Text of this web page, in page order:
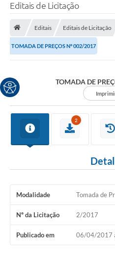
Editais de Licitação
Editais Editais de Licitação
TOMADA DE PREÇOS Nº 002/2017
TOMADA DE
2
Modalidade Tomada de
Nº da Licitação 2/2017
Publicado em 06/04/2017